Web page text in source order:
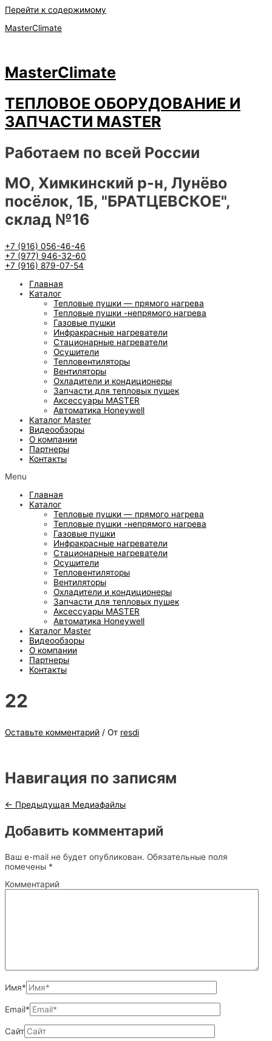
Перейти к содержимому
MasterClimate
MasterClimate
ТЕПЛОВОЕ ОБОРУДОВАНИЕ И
ЗАПЧАСТИ MASTER
Работаем по всей России
МО, Химкинский р-н, Лунёво
посёлок, 1Б, "БРАТЦЕВСКОЕ",
склад №16
+7 (916) 056-46-46
+7 (977) 946-32-60
+7 (916) 879-07-54
Главная
Каталог
Тепловые пушки — прямого нагрева
Тепловые пушки -непрямого нагрева
Газовые пушки
Инфракрасные нагреватели
Стационарные нагреватели
Осушители
Тепловентиляторы
Вентиляторы
Охладители и кондиционеры
Запчасти для тепловых пушек
Аксессуары MASTER
Автоматика Honeywell
Каталог Master
Видеообзоры
О компании
Партнеры
Контакты
Menu
Главная
Каталог
Тепловые пушки — прямого нагрева
Тепловые пушки -непрямого нагрева
Газовые пушки
Инфракрасные нагреватели
Стационарные нагреватели
Осушители
Тепловентиляторы
Вентиляторы
Охладители и кондиционеры
Запчасти для тепловых пушек
Аксессуары MASTER
Автоматика Honeywell
Каталог Master
Видеообзоры
О компании
Партнеры
Контакты
22
Оставьте комментарий / От resdi
Навигация по записям
← Предыдущая Медиафайлы
Добавить комментарий
Ваш e-mail не будет опубликован. Обязательные поля
помечены *
Комментарий
Имя*
Email*
Сайт